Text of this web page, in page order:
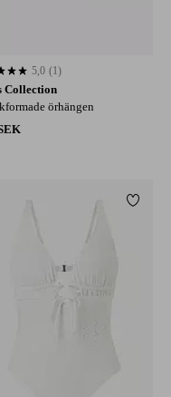
Collection
örhängen
på 1 st betyg
5,0 (1)
Lägg